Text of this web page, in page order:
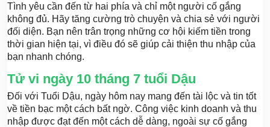
Tình yêu cần đến từ hai phía và chỉ một người cố gắng
không đủ. Hãy tăng cường trò chuyện và chia sẻ với người
đối diện. Bạn nên trân trọng những cơ hội kiếm tiền trong
thời gian hiện tại, vì điều đó sẽ giúp cải thiện thu nhập của
bạn nhanh chóng.
Tử vi ngày 10 tháng 7 tuổi Dậu
Đối với Tuổi Dậu, ngày hôm nay mang đến tài lộc và tin tốt
về tiền bạc một cách bất ngờ. Công việc kinh doanh và thu
nhập được đạt đến một cách dễ dàng, ngoài sự cố gắng